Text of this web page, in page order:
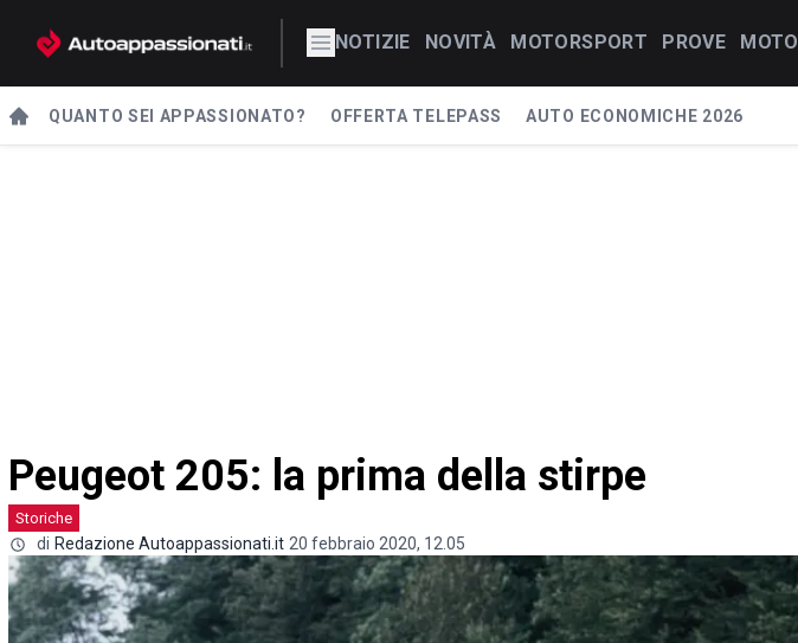
NOTIZIE NOVITÀ MOTORSPORT PROVE MOTO
QUANTO SEI APPASSIONATO? OFFERTA TELEPASS AUTO ECONOMICHE 2026
Peugeot 205: la prima della stirpe
Storiche
di Redazione Autoappassionati.it 20 febbraio 2020, 12.05